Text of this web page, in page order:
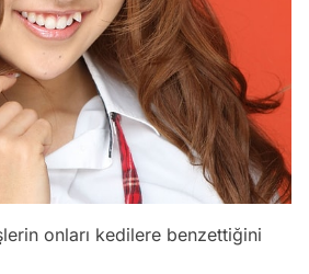
onları kedilere benzettiğini